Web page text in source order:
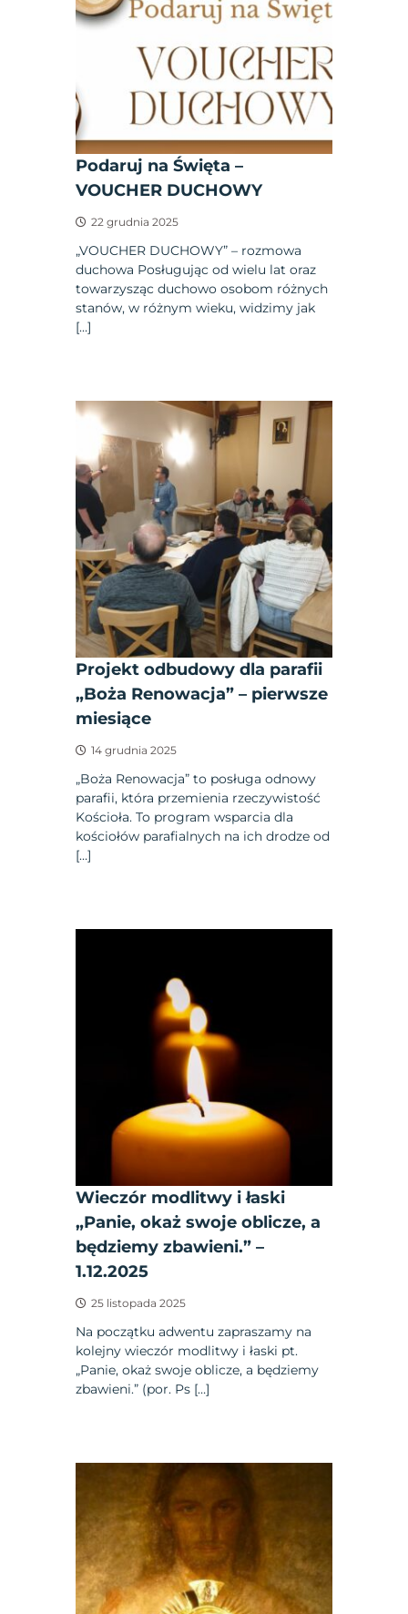
Podaruj na Święta –
VOUCHER DUCHOWY
22 grudnia 2025
„VOUCHER DUCHOWY” – rozmowa
duchowa Posługując od wielu lat oraz
towarzysząc duchowo osobom różnych
stanów, w różnym wieku, widzimy jak
[…]
Projekt odbudowy dla parafii
„Boża Renowacja” – pierwsze
miesiące
14 grudnia 2025
„Boża Renowacja” to posługa odnowy
parafii, która przemienia rzeczywistość
Kościoła. To program wsparcia dla
kościołów parafialnych na ich drodze od
[…]
Wieczór modlitwy i łaski
„Panie, okaż swoje oblicze, a
będziemy zbawieni.” –
1.12.2025
25 listopada 2025
Na początku adwentu zapraszamy na
kolejny wieczór modlitwy i łaski pt.
„Panie, okaż swoje oblicze, a będziemy
zbawieni.” (por. Ps […]